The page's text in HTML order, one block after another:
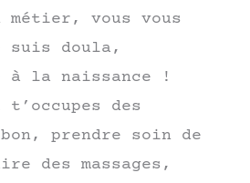
vous vous
suis doula,
à la naissance !
des
bon, prendre soin de
des massages,